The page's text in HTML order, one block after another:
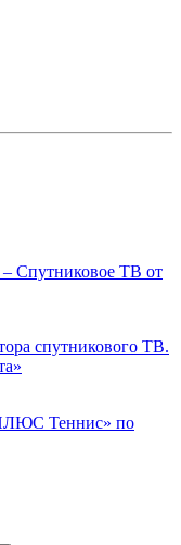
– Спутниковое ТВ от
спутникового ТВ.
Теннис» по